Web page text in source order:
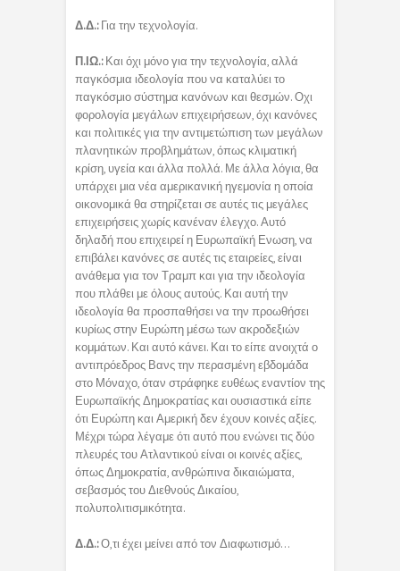
Δ.Δ.:Για την τεχνολογία.
Π.ΙΩ.:Και όχι μόνο για την τεχνολογία, αλλά
παγκόσμια ιδεολογία που να καταλύει το
παγκόσμιο σύστημα κανόνων και θεσμών. Οχι
φορολογία μεγάλων επιχειρήσεων, όχι κανόνες
και πολιτικές για την αντιμετώπιση των μεγάλων
πλανητικών προβλημάτων, όπως κλιματική
κρίση, υγεία και άλλα πολλά. Με άλλα λόγια, θα
υπάρχει μια νέα αμερικανική ηγεμονία η οποία
οικονομικά θα στηρίζεται σε αυτές τις μεγάλες
επιχειρήσεις χωρίς κανέναν έλεγχο. Αυτό
δηλαδή που επιχειρεί η Ευρωπαϊκή Ενωση, να
επιβάλει κανόνες σε αυτές τις εταιρείες, είναι
ανάθεμα για τον Τραμπ και για την ιδεολογία
που πλάθει με όλους αυτούς. Και αυτή την
ιδεολογία θα προσπαθήσει να την προωθήσει
κυρίως στην Ευρώπη μέσω των ακροδεξιών
κομμάτων. Και αυτό κάνει. Και το είπε ανοιχτά ο
αντιπρόεδρος Βανς την περασμένη εβδομάδα
στο Μόναχο, όταν στράφηκε ευθέως εναντίον της
Ευρωπαϊκής Δημοκρατίας και ουσιαστικά είπε
ότι Ευρώπη και Αμερική δεν έχουν κοινές αξίες.
Μέχρι τώρα λέγαμε ότι αυτό που ενώνει τις δύο
πλευρές του Ατλαντικού είναι οι κοινές αξίες,
όπως Δημοκρατία, ανθρώπινα δικαιώματα,
σεβασμός του Διεθνούς Δικαίου,
πολυπολιτισμικότητα.
Δ.Δ.:Ο,τι έχει μείνει από τον Διαφωτισμό…